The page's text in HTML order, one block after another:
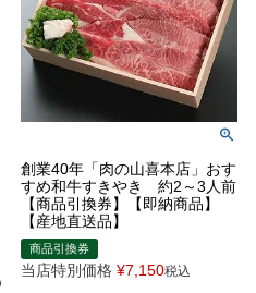
創業40年「肉の山喜本店」おす
すめ和牛すきやき 約2～3人前
【商品引換券】【即納商品】
【産地直送品】
商品引換券
当店特別価格 ¥7,150税込